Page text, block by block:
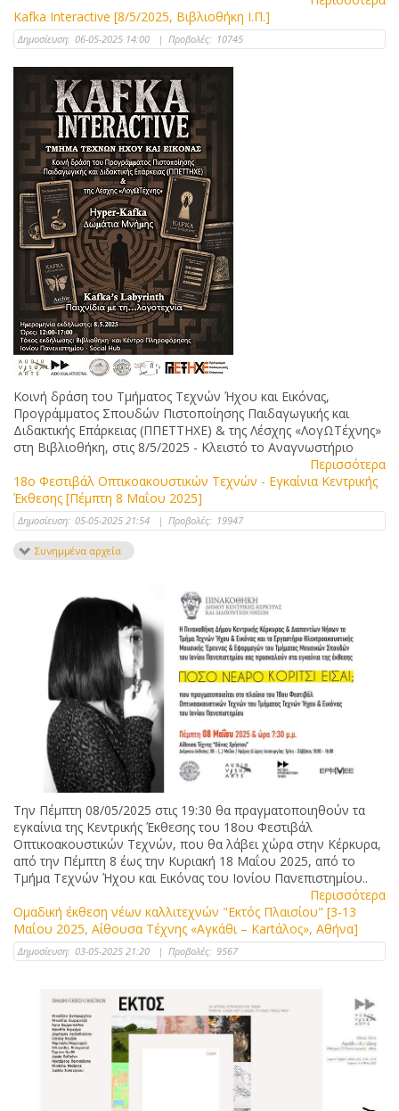
Kafka Interactive [8/5/2025, Βιβλιοθήκη Ι.Π.]
Δημοσίευση: 06-05-2025 14:00 | Προβολές: 10745
Κοινή δράση του Τμήματος Τεχνών Ήχου και Εικόνας,
Προγράμματος Σπουδών Πιστοποίησης Παιδαγωγικής και
Διδακτικής Επάρκειας (ΠΠΕΤΤΗΧΕ) & της Λέσχης «ΛογΩΤέχνης»
στη Βιβλιοθήκη, στις 8/5/2025 - Κλειστό το Αναγνωστήριο
Περισσότερα
18ο Φεστιβάλ Οπτικοακουστικών Τεχνών - Εγκαίνια Κεντρικής
Έκθεσης [Πέμπτη 8 Μαΐου 2025]
Δημοσίευση: 05-05-2025 21:54 | Προβολές: 19947
Συνημμένα αρχεία
Την Πέμπτη 08/05/2025 στις 19:30 θα πραγματοποιηθούν τα
εγκαίνια της Κεντρικής Έκθεσης του 18ου Φεστιβάλ
Οπτικοακουστικών Τεχνών, που θα λάβει χώρα στην Κέρκυρα,
από την Πέμπτη 8 έως την Κυριακή 18 Μαΐου 2025, από το
Τμήμα Τεχνών Ήχου και Εικόνας του Ιονίου Πανεπιστημίου..
Περισσότερα
Ομαδική έκθεση νέων καλλιτεχνών "Εκτός Πλαισίου" [3-13
Μαΐου 2025, Αίθουσα Τέχνης «Αγκάθι – Kartάλος», Αθήνα]
Δημοσίευση: 03-05-2025 21:20 | Προβολές: 9567